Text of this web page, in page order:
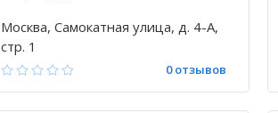
Москва, Самокатная улица, д. 4-А,
стр. 1
0 отзывов